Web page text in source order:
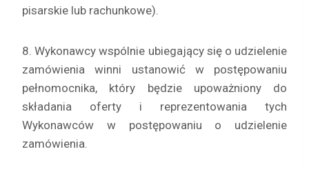
pisarskie lub rachunkowe).
8. Wykonawcy wspólnie ubiegający się o udzielenie
zamówienia winni ustanowić w postępowaniu
pełnomocnika, który będzie upoważniony do
składania oferty i reprezentowania tych
Wykonawców w postępowaniu o udzielenie
zamówienia.